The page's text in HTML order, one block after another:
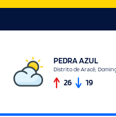
PEDRA AZUL
Distrito de Aracê,
26 19